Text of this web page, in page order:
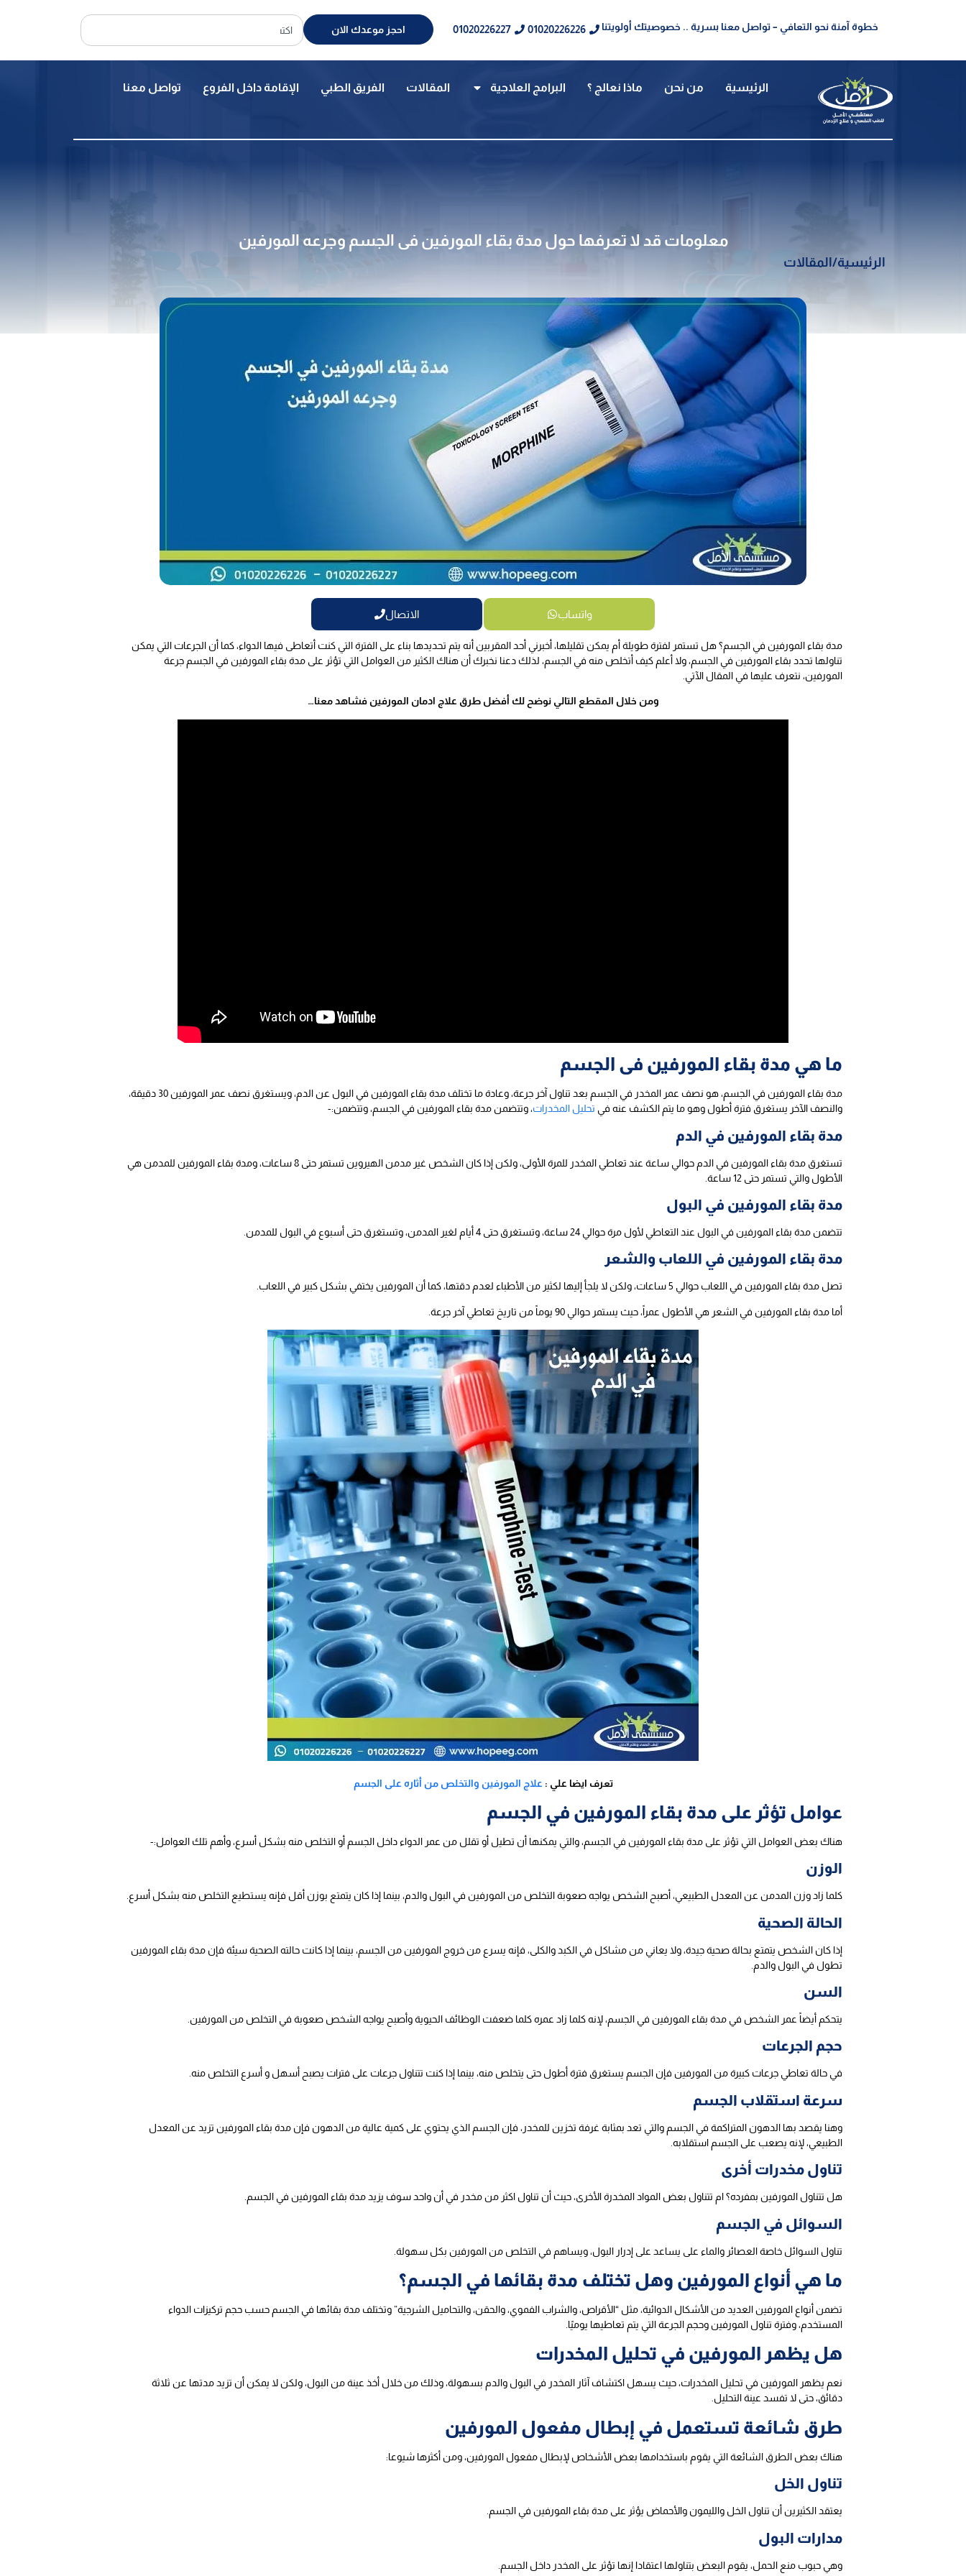
خطوة آمنة نحو التعافي – تواصل معنا بسرية .. خصوصيتك أولويتنا 01020226226
01020226227 احجز موعدك الان
الرئيسية من نحن ماذا نعالج ؟ البرامج العلاجية المقالات الفريق الطبي الإقامة داخل الفروع تواصل معنا
معلومات قد لا تعرفها حول مدة بقاء المورفين فى الجسم وجرعه المورفين
الرئيسية/المقالات
واتساب الاتصال
مدة بقاء المورفين في الجسم؟ هل تستمر لفترة طويلة أم يمكن تقليلها، أخبرني أحد المقربين أنه يتم تحديدها بناء على الفترة التي كنت أتعاطى فيها الدواء، كما أن الجرعات التي يمكن
تناولها تحدد بقاء المورفين في الجسم، ولا أعلم كيف أتخلص منه في الجسم، لذلك دعنا نخبرك أن هناك الكثير من العوامل التي تؤثر على مدة بقاء المورفين في الجسم جرعة
المورفين، نتعرف عليها في المقال الآتي.
ومن خلال المقطع التالي نوضح لك أفضل طرق علاج ادمان المورفين فشاهد معنا…
ما هي مدة بقاء المورفين فى الجسم
مدة بقاء المورفين في الجسم، هو نصف عمر المخدر في الجسم بعد تناول آخر جرعة، وعادة ما تختلف مدة بقاء المورفين في البول عن الدم، ويستغرق نصف عمر المورفين 30 دقيقة،
والنصف الآخر يستغرق فترة أطول وهو ما يتم الكشف عنه في تحليل المخدرات، وتتضمن مدة بقاء المورفين في الجسم، وتتضمن:-
مدة بقاء المورفين في الدم
تستغرق مدة بقاء المورفين في الدم حوالي ساعة عند تعاطي المخدر للمرة الأولى، ولكن إذا كان الشخص غير مدمن الهيروين تستمر حتى 8 ساعات، ومدة بقاء المورفين للمدمن هي
الأطول والتي تستمر حتى 12 ساعة.
مدة بقاء المورفين في البول
تتضمن مدة بقاء المورفين في البول عند التعاطي لأول مرة حوالي 24 ساعة، وتستغرق حتى 4 أيام لغير المدمن، وتستغرق حتى أسبوع في البول للمدمن.
مدة بقاء المورفين في اللعاب والشعر
تصل مدة بقاء المورفين في اللعاب حوالي 5 ساعات، ولكن لا يلجأ إليها لكثير من الأطباء لعدم دقتها، كما أن المورفين يختفي بشكل كبير في اللعاب.
أما مدة بقاء المورفين في الشعر هي الأطول عمراً، حيث يستمر حوالي 90 يوماً من تاريخ تعاطي آخر جرعة.
تعرف ايضا علي :علاج المورفين والتخلص من أثاره على الجسم
عوامل تؤثر على مدة بقاء المورفين في الجسم
هناك بعض العوامل التي تؤثر على مدة بقاء المورفين في الجسم، والتي يمكنها أن تطيل أو تقلل من عمر الدواء داخل الجسم أو التخلص منه بشكل أسرع، وأهم تلك العوامل:-
الوزن
كلما زاد وزن المدمن عن المعدل الطبيعي، أصبح الشخص يواجه صعوبة التخلص من المورفين في البول والدم، بينما إذا كان يتمتع بوزن أقل فإنه يستطيع التخلص منه بشكل أسرع.
الحالة الصحية
إذا كان الشخص يتمتع بحالة صحية جيدة، ولا يعاني من مشاكل في الكبد والكلى، فإنه يسرع من خروج المورفين من الجسم، بينما إذا كانت حالته الصحية سيئة فإن مدة بقاء المورفين
تطول في البول والدم.
السن
يتحكم أيضاً عمر الشخص في مدة بقاء المورفين في الجسم، لإنه كلما زاد عمره كلما ضعفت الوظائف الحيوية وأصبح يواجه الشخص صعوبة في التخلص من المورفين.
حجم الجرعات
في حالة تعاطي جرعات كبيرة من المورفين فإن الجسم يستغرق فترة أطول حتى يتخلص منه، بينما إذا كنت تتناول جرعات على فترات يصبح أسهل و أسرع التخلص منه.
سرعة استقلاب الجسم
وهنا يقصد بها الدهون المتراكمة في الجسم والتي تعد بمثابة غرفة تخزين للمخدر، فإن الجسم الذي يحتوي على كمية عالية من الدهون فإن مدة بقاء المورفين تزيد عن المعدل
الطبيعي، لإنه يصعب على الجسم استقلابه.
تناول مخدرات أخرى
هل تتناول المورفين بمفرده؟ ام تتناول بعض المواد المخدرة الأخرى، حيث أن تناول اكثر من مخدر في أن واحد سوف يزيد مدة بقاء المورفين في الجسم.
السوائل في الجسم
تناول السوائل خاصة العصائر والماء على يساعد على إدرار البول، ويساهم في التخلص من المورفين بكل سهولة.
ما هي أنواع المورفين وهل تختلف مدة بقائها في الجسم؟
تضمن أنواع المورفين العديد من الأشكال الدوائية، مثل “الأقراص، والشراب الفموي، والحقن، والتحاميل الشرجية” وتختلف مدة بقائها في الجسم حسب حجم تركيزات الدواء
المستخدم، وفترة تناول المورفين وحجم الجرعة التي يتم تعاطيها يوميًا.
هل يظهر المورفين في تحليل المخدرات
نعم يظهر المورفين في تحليل المخدرات، حيث يسهل اكتشاف آثار المخدر في البول والدم بسهولة، وذلك من خلال أخذ عينة من البول، ولكن لا يمكن أن تزيد مدتها عن ثلاثة
دقائق، حتى لا تفسد عينة التحليل.
طرق شائعة تستعمل في إبطال مفعول المورفين
هناك بعض الطرق الشائعة التي يقوم باستخدامها بعض الأشخاص لإبطال مفعول المورفين، ومن أكثرها شيوعا:
تناول الخل
يعتقد الكثيرين أن تناول الخل والليمون والأحماض يؤثر على مدة بقاء المورفين في الجسم.
مدارات البول
وهي حبوب منع الحمل، يقوم البعض بتناولها اعتقادا إنها تؤثر على المخدر داخل الجسم.